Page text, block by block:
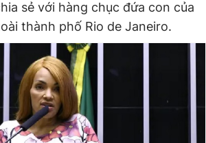
Liên hệ quảng cáo
0908 780 404
cáo RSS Tòa soạn
sẻ với hàng chục đứa con của
thành phố Rio de Janeiro.